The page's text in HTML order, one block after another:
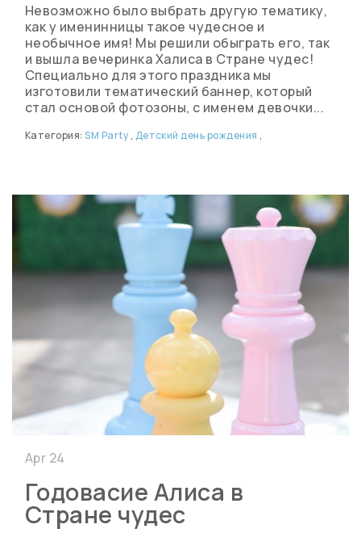
Невозможно было выбрать другую тематику,
как у именинницы такое чудесное и
необычное имя! Мы решили обыграть его, так
и вышла вечеринка Халиса в Стране чудес!
Специально для этого праздника мы
изготовили тематический баннер, который
стал основой фотозоны, с именем девочки...
Категория:SM Party, Детский день рождения,
Годовасие Алиса в
Стране чудес
Apr 24